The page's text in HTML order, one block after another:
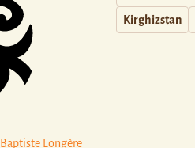
Baptiste Longère
Kirghizstan